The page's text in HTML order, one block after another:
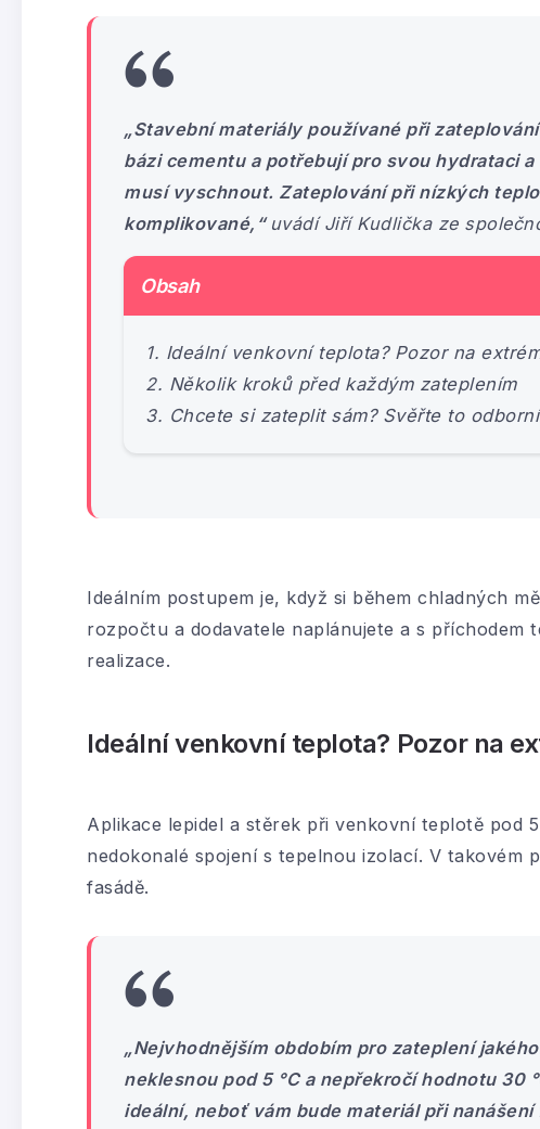
„Stavební materiály používané při
bázi cementu a potřebují pro svou hydrataci
musí vyschnout. Zateplování při nízkých
komplikované,“ uvádí Jiří Kudlička ze
Obsah
Ideální venkovní teplota? Pozor na
Několik kroků před každým zateplením
Chcete si zateplit sám? Svěřte to
Ideálním postupem je, když si během chladných
rozpočtu a dodavatele naplánujete a s příchodem
realizace.
Ideální venkovní teplota? Pozor na
Aplikace lepidel a stěrek při venkovní teplotě pod
nedokonalé spojení s tepelnou izolací. V takovém
fasádě.
„Nejvhodnějším obdobím pro zateplení
neklesnou pod 5 °C a nepřekročí hodnotu 30
ideální, neboť vám bude materiál při